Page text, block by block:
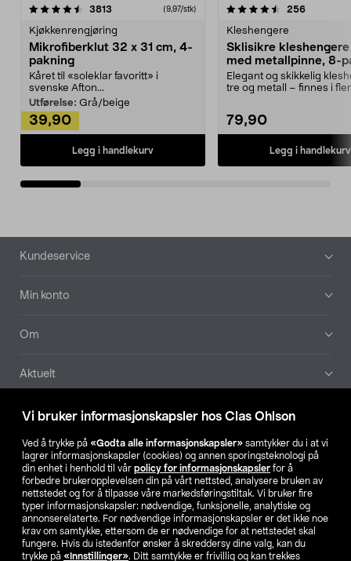
Vi bruker informasjonskapsler hos Clas Ohlson
Ved å trykke på «Godta alle informasjonskapsler» samtykker du i at vi
lagrer informasjonskapsler (cookies) og annen sporingsteknologi på
din enhet i henhold til vår policy for informasjonskapsler for å
forbedre brukeropplevelsen din på vårt nettsted, analysere bruken av
nettstedet og for å tilpasse våre markedsføringstiltak. Vi bruker fire
typer informasjonskapsler: nødvendige, funksjonelle, analytiske og
annonserelaterte. For nødvendige informasjonskapsler er det ikke noe
krav om samtykke, ettersom de er nødvendige for at nettstedet skal
fungere. Hvis du istedenfor ønsker å skreddersy dine valg, kan du
trykke på «Innstillinger». Ditt samtykke er frivillig og kan trekkes
3813 anmeldelser(9,97/stk)
Kjøkkenrengjøring
Mikrofiberklut 32 x 31 cm, 4-
pakning
Kåret til «soleklar favoritt» i
svenske Afton...
Utførelse: Grå/beige
39,90
Legg i handlekurv
4.5av 5 stjerner 256
Kleshengere
Sklisikre
med metallpinne, 8-
Elegant og skikkelig
tre og metall – finnes i
79,90
Legg i handlekurv
4.5av 5 stjerner
Bunntekst
Kundeservice
Min konto
Om
Aktuelt
Våre selskaper
Finn din butikk
SE NO FI